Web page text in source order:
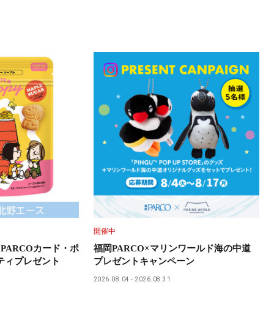
カード・ポ
ィプレゼント
開催中
福岡PARCO×マリンワールド海の中道
プレゼントキャンペーン
2026.08.04 2026.08.31